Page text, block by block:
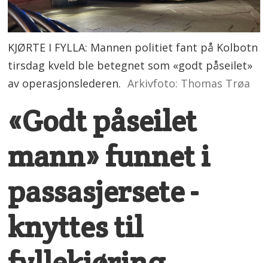
KJØRTE I FYLLA: Mannen politiet fant på Kolbotn
tirsdag kveld ble betegnet som «godt påseilet»
av operasjonslederen. Arkivfoto: Thomas Trøa
«Godt påseilet
mann» funnet i
passasjersete -
knyttes til